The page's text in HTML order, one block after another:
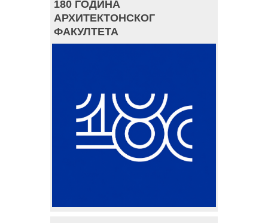
180 ГОДИНА
АРХИТЕКТОНСКОГ
ФАКУЛТЕТА